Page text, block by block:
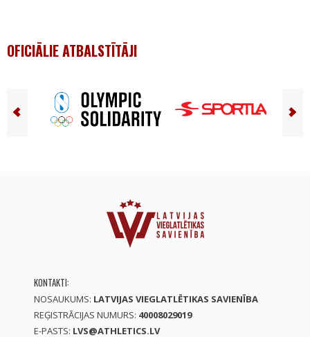
OFICIĀLIE ATBALSTĪTĀJI
KONTAKTI:
NOSAUKUMS: LATVIJAS VIEGLATLĒTIKAS SAVIENĪBA
REĢISTRĀCIJAS NUMURS: 40008029019
E-PASTS: LVS@ATHLETICS.LV